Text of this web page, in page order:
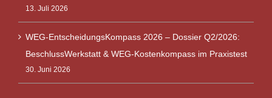
13. Juli 2026
WEG-EntscheidungsKompass 2026 – Dossier Q2/2026:
BeschlussWerkstatt & WEG-Kostenkompass im Praxistest
30. Juni 2026